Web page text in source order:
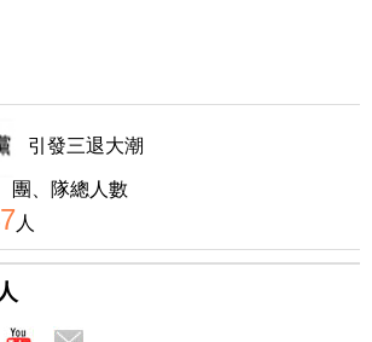
引發三退大潮
團、隊總人數
人